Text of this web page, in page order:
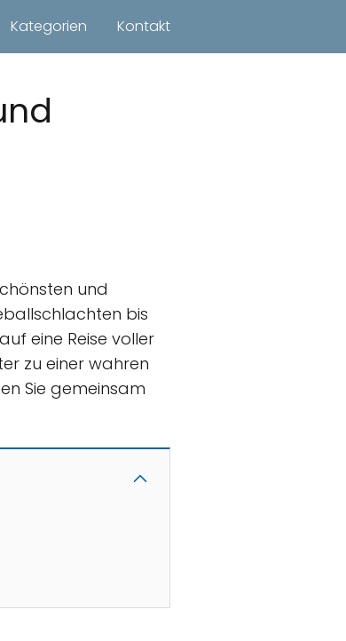
Kategorien Kontakt
und
bis
eine Reise voller
zu einer wahren
Sie gemeinsam